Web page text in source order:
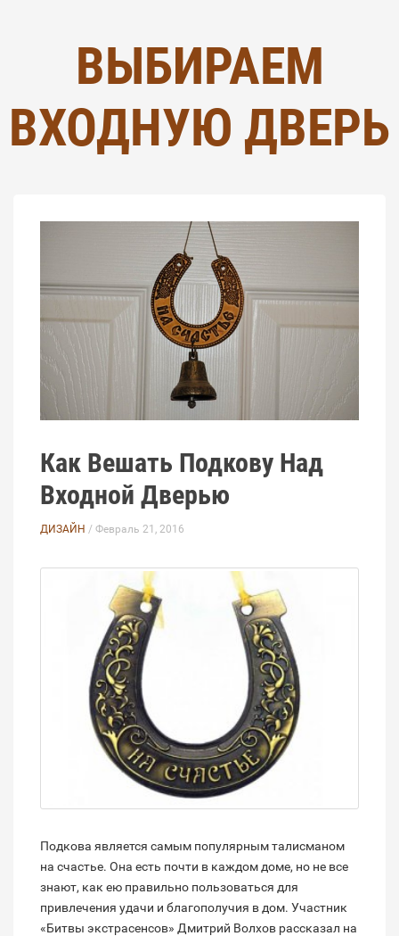
ВЫБИРАЕМ
ВХОДНУЮ ДВЕРЬ
Как Вешать Подкову Над
Входной Дверью
ДИЗАЙН / Февраль 21, 2016
Подкова является самым популярным талисманом
на счастье. Она есть почти в каждом доме, но не все
знают, как ею правильно пользоваться для
привлечения удачи и благополучия в дом. Участник
«Битвы экстрасенсов» Дмитрий Волхов рассказал на